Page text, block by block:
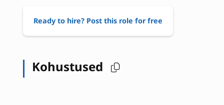
Ready to hire? Post this role for free
Kohustused